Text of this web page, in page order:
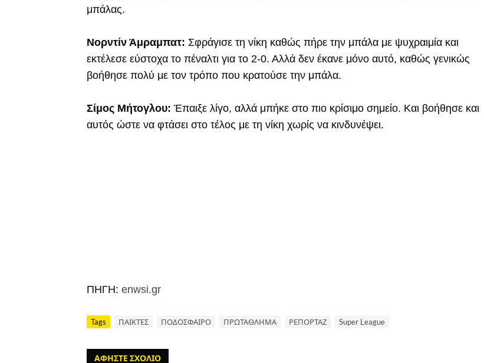
μπάλας.
Νορντίν Άμραμπατ: Σφράγισε τη νίκη καθώς πήρε την μπάλα με ψυχραιμία και
εκτέλεσε εύστοχα το πέναλτι για το 2-0. Αλλά δεν έκανε μόνο αυτό, καθώς γενικώς
βοήθησε πολύ με τον τρόπο που κρατούσε την μπάλα.
Σίμος Μήτογλου: Έπαιξε λίγο, αλλά μπήκε στο πιο κρίσιμο σημείο. Και βοήθησε και
αυτός ώστε να φτάσει στο τέλος με τη νίκη χωρίς να κινδυνέψει.
ΠΗΓΗ: enwsi.gr
Tags ΠΑΙΚΤΕΣ ΠΟΔΟΣΦΑΙΡΟ ΠΡΩΤΑΘΛΗΜΑ ΡΕΠΟΡΤΑΖ Super League
ΑΦΗΣΤΕ ΣΧΟΛΙΟ